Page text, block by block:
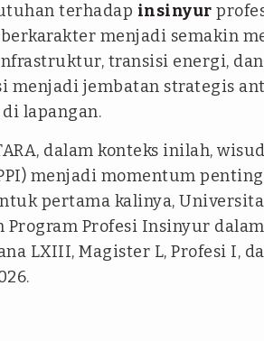
terhadap insinyur
menjadi semakin
transisi energi,
menjadi jembatan strategis
lapangan.
dalam konteks inilah,
menjadi momentum
pertama kalinya,
Program Profesi Insinyur
LXIII, Magister L, Profesi I,